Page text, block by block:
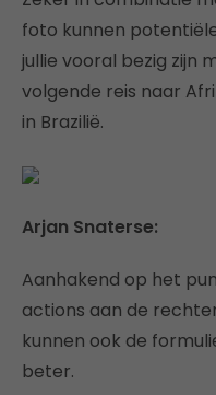
foto kunnen
jullie vooral bezig zijn
volgende reis naar
in Brazilië.
Arjan Snaterse:
Aanhakend op het
actions aan de
kunnen ook de
beter.